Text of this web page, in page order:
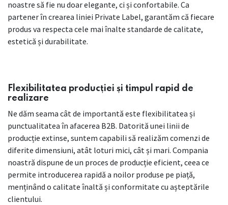
noastre să fie nu doar elegante, ci și confortabile. Ca
partener în crearea liniei Private Label, garantăm că fiecare
produs va respecta cele mai înalte standarde de calitate,
estetică și durabilitate.
Flexibilitatea producției și timpul rapid de
realizare
Ne dăm seama cât de importantă este flexibilitatea și
punctualitatea în afacerea B2B. Datorită unei linii de
producție extinse, suntem capabili să realizăm comenzi de
diferite dimensiuni, atât loturi mici, cât și mari. Compania
noastră dispune de un proces de producție eficient, ceea ce
permite introducerea rapidă a noilor produse pe piață,
menținând o calitate înaltă și conformitate cu așteptările
clientului.